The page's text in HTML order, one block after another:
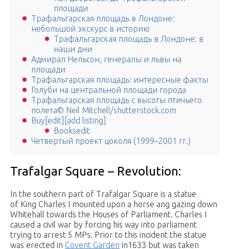
площади
Трафальгарская площадь в Лондоне:
небольшой экскурс в историю
Трафальгарская площадь в Лондоне: в
наши дни
Адмирал Нельсон, генералы и львы на
площади
Трафальгарская площадь: интересные факты
Голуби на центральной площади города
Трафальгарская площадь c высоты птичьего
полета© Neil Mitchell/shutterstock.com
Buy[edit][add listing]
Booksedit
Четвертый проект цоколя (1999–2001 гг.)
Trafalgar Square – Revolution:
In the southern part of Trafalgar Square is a statue
of King Charles I mounted upon a horse ang gazing down
Whitehall towards the Houses of Parliament. Charles I
caused a civil war by forcing his way into parliament
trying to arrest 5 MPs. Prior to this incident the statue
was erected in Covent Garden in1633 but was taken